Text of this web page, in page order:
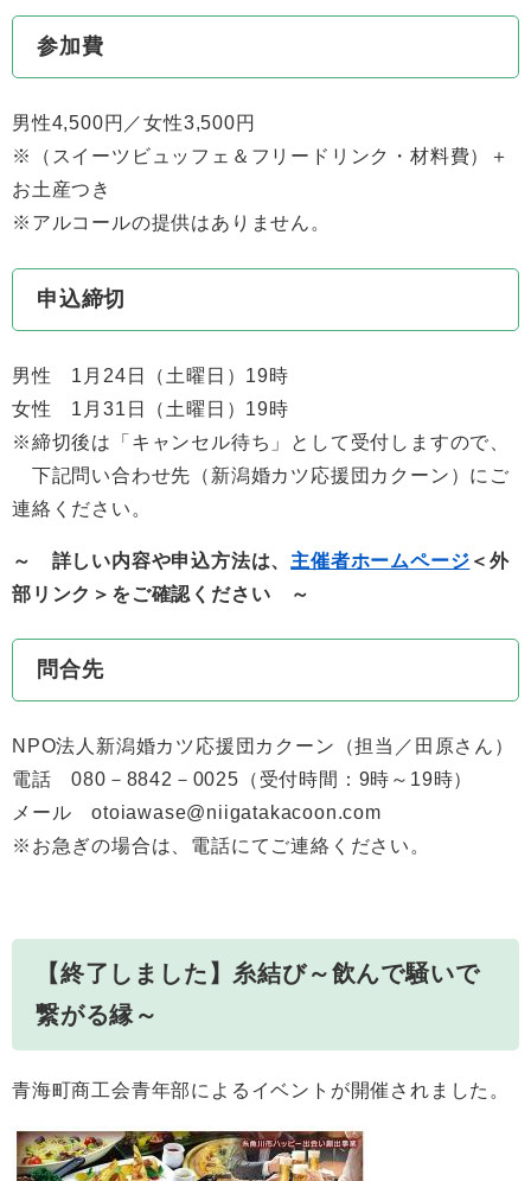
参加費
男性4,500円／女性3,500円
※（スイーツビュッフェ＆フリードリンク・材料費）＋
お土産つき
※アルコールの提供はありません。
申込締切
男性 1月24日（土曜日）19時
女性 1月31日（土曜日）19時
※締切後は「キャンセル待ち」として受付しますので、
下記問い合わせ先（新潟婚カツ応援団カクーン）にご
連絡ください。
～ 詳しい内容や申込方法は、 主催者ホームページ ＜外
部リンク＞ をご確認ください ～
問合先
NPO法人新潟婚カツ応援団カクーン（担当／田原さん）
電話 080－8842－0025（受付時間：9時～19時）
メール otoiawase@niigatakacoon.com
※お急ぎの場合は、電話にてご連絡ください。
【終了しました】糸結び～飲んで騒いで
繋がる縁～
青海町商工会青年部によるイベントが開催されました。